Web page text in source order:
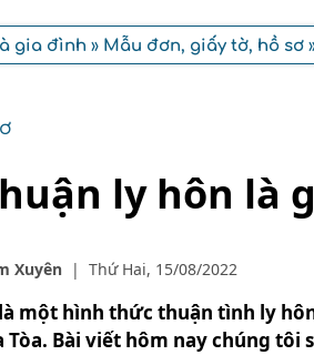
gia đình » Mẫu đơn, giấy tờ, hồ sơ
ly hôn là
Xuyên | Thứ Hai, 15/08/2022
một hình thức thuận tình ly
Bài viết hôm nay chúng tôi